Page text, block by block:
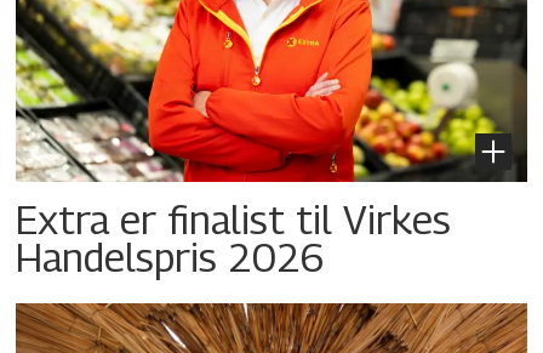
Extra er finalist til Virkes
Handelspris 2026